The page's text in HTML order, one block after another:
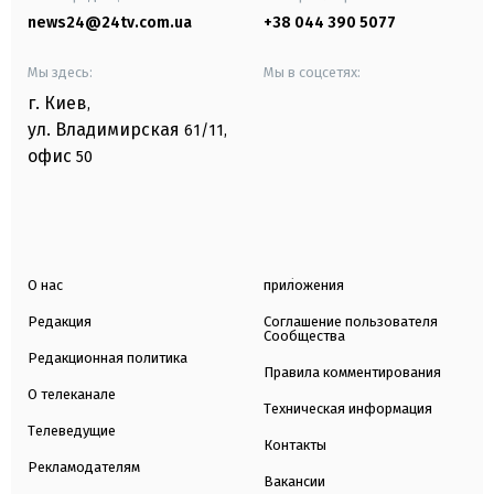
news24@24tv.com.ua +38 044 390 5077
Мы здесь:
г. Киев,
ул. Владимирская 61/11,
офис 50
Мы в соцсетях:
О нас
Редакция
Редакционная политика
О телеканале
Телеведущие
Рекламодателям
приложения
Соглашение пользователя
Сообщества
Правила комментирования
Техническая информация
Контакты
Вакансии